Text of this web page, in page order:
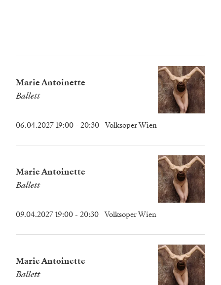
Marie Antoinette
Ballett
06.04.2027 19:00 - 20:30 Volksoper Wien
Marie Antoinette
Ballett
09.04.2027 19:00 - 20:30 Volksoper Wien
Marie Antoinette
Ballett